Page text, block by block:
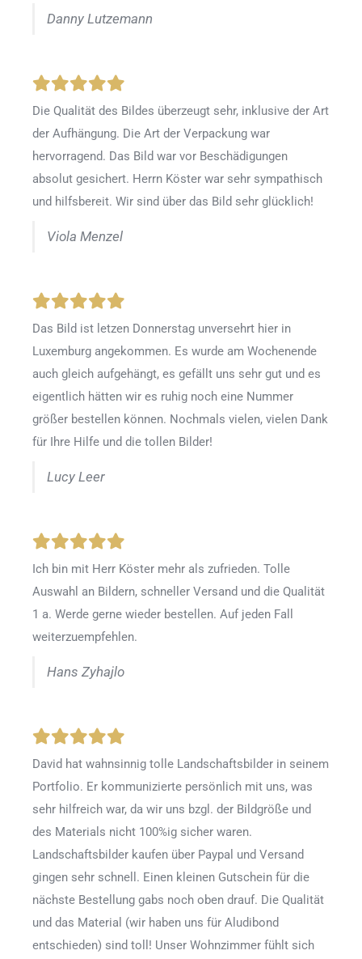
Danny Lutzemann
Die Qualität des Bildes überzeugt sehr, inklusive der Art
der Aufhängung. Die Art der Verpackung war
hervorragend. Das Bild war vor Beschädigungen
absolut gesichert. Herrn Köster war sehr sympathisch
und hilfsbereit. Wir sind über das Bild sehr glücklich!
Viola Menzel
Das Bild ist letzen Donnerstag unversehrt hier in
Luxemburg angekommen. Es wurde am Wochenende
auch gleich aufgehängt, es gefällt uns sehr gut und es
eigentlich hätten wir es ruhig noch eine Nummer
größer bestellen können. Nochmals vielen, vielen Dank
für Ihre Hilfe und die tollen Bilder!
Lucy Leer
Ich bin mit Herr Köster mehr als zufrieden. Tolle
Auswahl an Bildern, schneller Versand und die Qualität
1 a. Werde gerne wieder bestellen. Auf jeden Fall
weiterzuempfehlen.
Hans Zyhajlo
David hat wahnsinnig tolle Landschaftsbilder in seinem
Portfolio. Er kommunizierte persönlich mit uns, was
sehr hilfreich war, da wir uns bzgl. der Bildgröße und
des Materials nicht 100%ig sicher waren.
Landschaftsbilder kaufen über Paypal und Versand
gingen sehr schnell. Einen kleinen Gutschein für die
nächste Bestellung gabs noch oben drauf. Die Qualität
und das Material (wir haben uns für Aludibond
entschieden) sind toll! Unser Wohnzimmer fühlt sich